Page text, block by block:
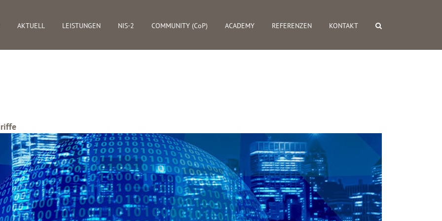
AKTUELL LEISTUNGEN NIS-2 COMMUNITY (CoP) ACADEMY REFERENZEN KONTAKT